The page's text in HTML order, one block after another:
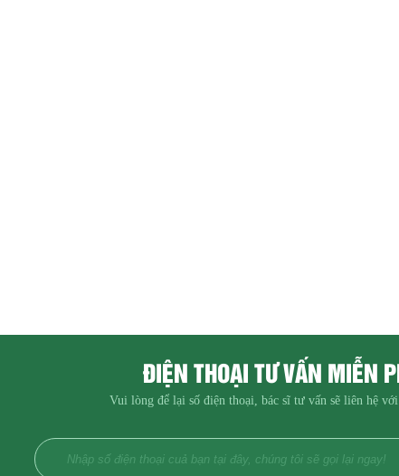
ĐIỆN THOẠI TƯ VẤN MIỄN
Vui lòng để lại số điện thoại, bác sĩ tư vấn sẽ liên hệ